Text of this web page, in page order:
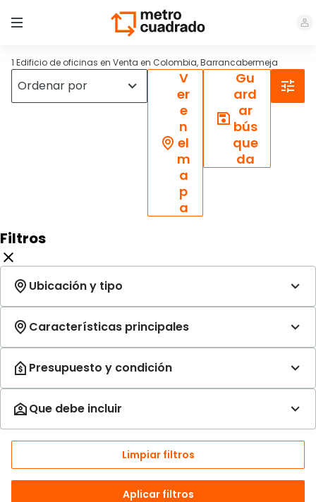
1 Edificio de oficinas en Venta en Colombia, Barrancabermeja
V
er
e
n
el
m
a
p
a
Gu
ard
ar
bús
que
da
Filtros
Limpiar filtros
Aplicar filtros